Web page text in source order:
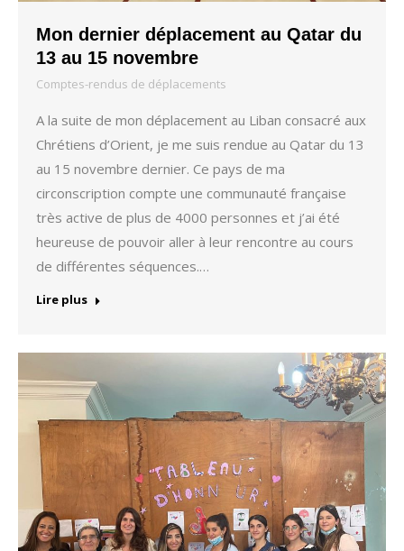
Mon dernier déplacement au Qatar du
13 au 15 novembre
Comptes-rendus de déplacements
A la suite de mon déplacement au Liban consacré aux
Chrétiens d’Orient, je me suis rendue au Qatar du 13
au 15 novembre dernier. Ce pays de ma
circonscription compte une communauté française
très active de plus de 4000 personnes et j’ai été
heureuse de pouvoir aller à leur rencontre au cours
de différentes séquences.…
Lire plus